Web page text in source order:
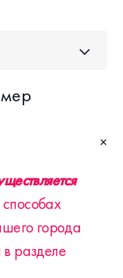
города
разделе